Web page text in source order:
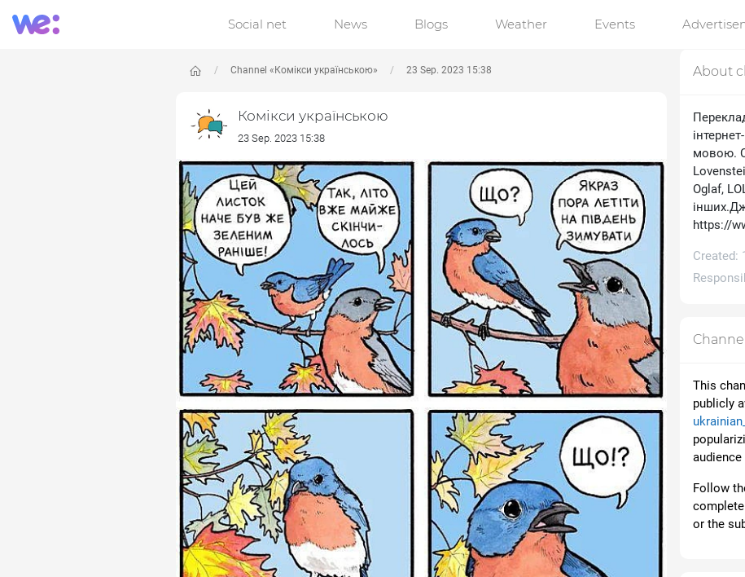
Social net News Blogs Weather Events
Channel «Комікси українською» 23 Sep. 2023 15:38
Комікси українською
23 Sep. 2023 15:38
About
мовою.
Oglaf,
https://
Created:
This
publicly
Follow
or the